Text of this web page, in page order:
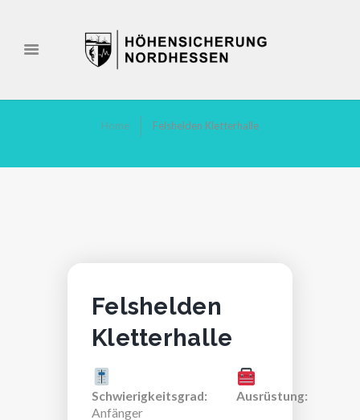
Home Felshelden Kletterhalle
Felshelden
Kletterhalle
Schwierigkeitsgrad:
Anfänger
Ausrüstung: